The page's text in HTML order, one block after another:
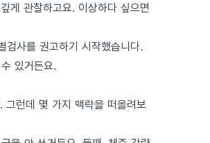
게 관찰하고요. 이상하다 싶으면
사를 권고하기 시작했습니다.
있거든요.
그런데 몇 가지 맥락을 떠올려보